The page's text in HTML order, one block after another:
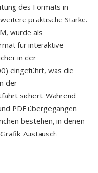
des Formats in
praktische Stärke:
wurde als
für interaktive
in der
eingeführt, was die
der
sichert. Während
PDF übergegangen
bestehen, in denen
Austausch